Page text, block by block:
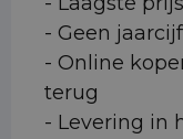
- Geen
- Online
terug
- Levering in